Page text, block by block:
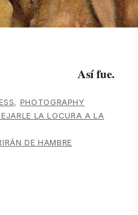
Así fue.
, PHOTOGRAPHY
LA LOCURA A LA
DE HAMBRE